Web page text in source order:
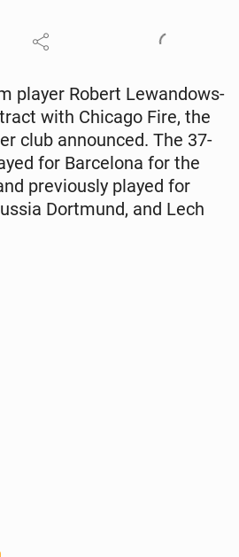
player Robert Lewandows­
with Chicago Fire, the
club an­nounced. The 37-
for Barcelona for the
pre­vi­ous­ly played for
Dort­mund, and Lech